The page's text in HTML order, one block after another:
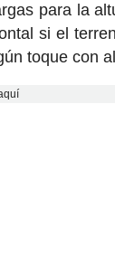
para la
si el
toque con